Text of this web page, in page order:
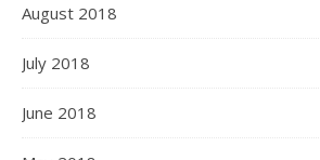
August 2018
July 2018
June 2018